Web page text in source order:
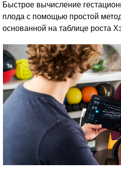
Быстрое вычисление
плода с помощью простой
основанной на таблице роста